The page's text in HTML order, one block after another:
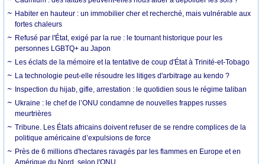
Habiter en hauteur : un immobilier cher et recherché, mais vulnérable aux
fortes chaleurs
Refusé par l'État, exigé par la rue : le tournant historique pour les
personnes LGBTQ+ au Japon
Les éclats de la mémoire et la tentative de coup d'État à Trinité-et-Tobago
La technologie peut-elle résoudre les litiges d'arbitrage au kendo ?
Inspection du hijab, gifle, arrestation : le quotidien sous le régime taliban
Ukraine : le chef de l’ONU condamne de nouvelles frappes russes
meurtrières
Tribune. Les États africains doivent refuser de se rendre complices de la
politique américaine d’expulsions de force
Près de 6 millions d'hectares ravagés par les flammes en Europe et en
Amérique du Nord, selon l'ONU